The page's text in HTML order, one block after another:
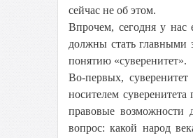
сейчас не об этом.
Впрочем, сегодня у нас
должны стать главными
понятию «суверенитет».
Во-первых,
носителем суверенитета
правовые возможности
вопрос: какой народ